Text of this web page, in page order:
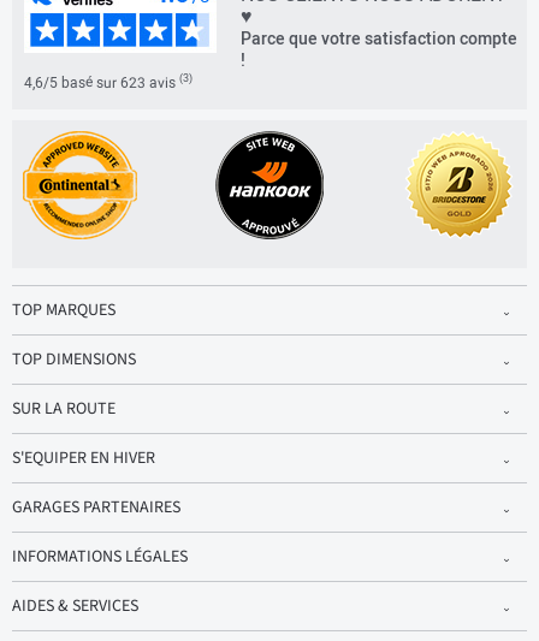
♥
Parce que votre satisfaction compte
!
4,6/5 basé sur 623 avis (3)
TOP MARQUES
TOP DIMENSIONS
SUR LA ROUTE
S'EQUIPER EN HIVER
GARAGES PARTENAIRES
INFORMATIONS LÉGALES
AIDES & SERVICES